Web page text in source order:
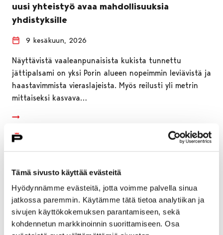
Tämä sivusto käyttää evästeitä
Hyödynnämme evästeitä, jotta voimme palvella sinua
jatkossa paremmin. Käytämme tätä tietoa analytiikan ja
sivujen käyttökokemuksen parantamiseen, sekä
kohdennetun markkinoinnin suorittamiseen. Osa
uusi yhteistyö avaa mahdollisuuksia
yhdistyksille
9 kesäkuun, 2026
Näyttävistä vaaleanpunaisista kukista tunnettu
jättipalsami on yksi Porin alueen nopeimmin leviävistä ja
haastavimmista vieraslajeista. Myös reilusti yli metrin
mittaiseksi kasvava…